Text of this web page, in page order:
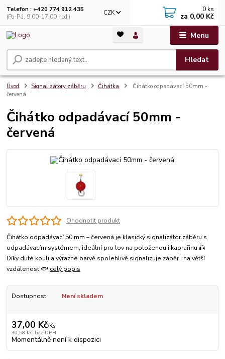
Menu
CZK
Hledat
Telefon : +420 774 912 435
(Po-Pá, 9:00-17:00 hod.)
0 ks
za 0,00 Kč
Úvod Signalizátory záběru Čihátka
Čihátko odpadávací 50mm -
červená
Čihátko odpadávací 50mm -
červená
Ohodnotit produkt
Čihátko odpadávací 50 mm – červená je klasický signalizátor záběru s
odpadávacím systémem, ideální pro lov na položenou i kaprařinu 🎣
Díky duté kouli a výrazné barvě spolehlivě signalizuje záběr i na větší
vzdálenost 🐟 celý popis
Dostupnost Není skladem
37,00 Kč/Ks
30,58 Kč bez DPH
Momentálně není k dispozici